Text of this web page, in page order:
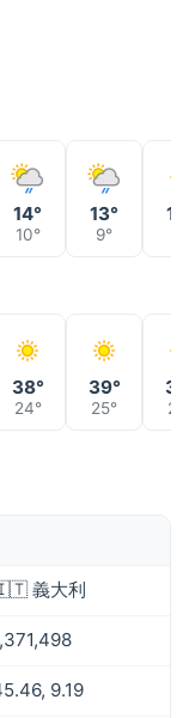
14°
10°
13°
9°
14°
38°
24°
39°
25° 25°
義大利
9.19